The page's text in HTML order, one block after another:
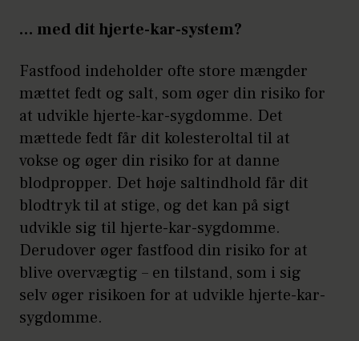
… med dit hjerte-kar-system?
Fastfood indeholder ofte store mængder
mættet fedt og salt, som øger din risiko for
at udvikle hjerte-kar-sygdomme. Det
mættede fedt får dit kolesteroltal til at
vokse og øger din risiko for at danne
blodpropper. Det høje saltindhold får dit
blodtryk til at stige, og det kan på sigt
udvikle sig til hjerte-kar-sygdomme.
Derudover øger fastfood din risiko for at
blive overvægtig – en tilstand, som i sig
selv øger risikoen for at udvikle hjerte-kar-
sygdomme.